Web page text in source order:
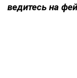
ведитесь на